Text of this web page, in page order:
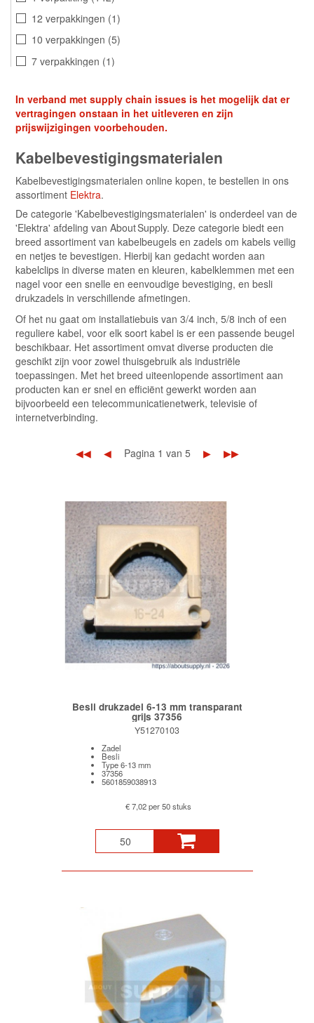
12 verpakkingen 1
10 verpakkingen 5
7 verpakkingen 1
5 verpakkingen 9
20 verpakkingen 8
In verband met supply chain issues is het mogelijk dat er
vertragingen onstaan in het uitleveren en zijn
prijswijzigingen voorbehouden.
Kabelbevestigingsmaterialen
Kabelbevestigingsmaterialen online kopen, te bestellen in ons
assortiment Elektra.
De categorie 'Kabelbevestigingsmaterialen' is onderdeel van de
'Elektra' afdeling van About Supply. Deze categorie biedt een
breed assortiment van kabelbeugels en zadels om kabels veilig
en netjes te bevestigen. Hierbij kan gedacht worden aan
kabelclips in diverse maten en kleuren, kabelklemmen met een
nagel voor een snelle en eenvoudige bevestiging, en besli
drukzadels in verschillende afmetingen.
Of het nu gaat om installatiebuis van 3/4 inch, 5/8 inch of een
reguliere kabel, voor elk soort kabel is er een passende beugel
beschikbaar. Het assortiment omvat diverse producten die
geschikt zijn voor zowel thuisgebruik als industriële
toepassingen. Met het breed uiteenlopende assortiment aan
producten kan er snel en efficiënt gewerkt worden aan
bijvoorbeeld een telecommunicatienetwerk, televisie of
internetverbinding.
◀◀ ◀ Pagina 1 van 5 ▶ ▶▶
Besli drukzadel 6-13 mm transparant
grijs 37356
Y51270103
Zadel
Besli
Type 6-13 mm
37356
5601859038913
€ 7,02 per 50 stuks